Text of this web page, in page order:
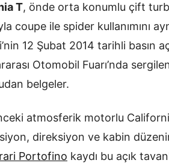
T, önde orta konumlu çift
coupe ile spider kullanımını
12 Şubat 2014 tarihli basın
Otomobil Fuarı’nda
belgeler.
atmosferik motorlu
direksiyon ve kabin
Portofino kaydı bu açık